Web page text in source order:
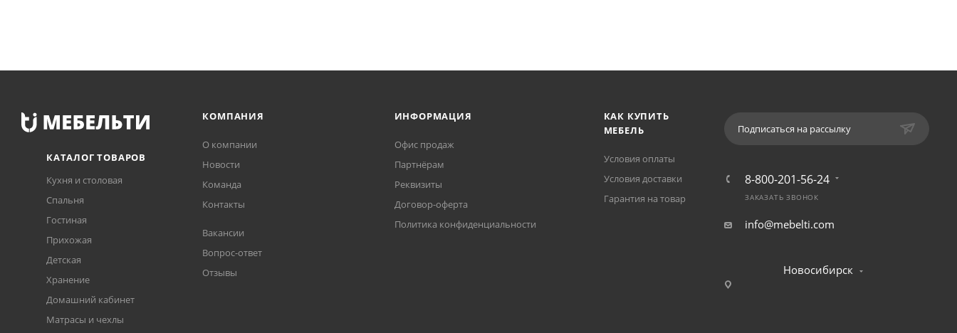
КАТАЛОГ ТОВАРОВ
Кухня и столовая
Спальня
Гостиная
Прихожая
Детская
Хранение
Домашний кабинет
Матрасы и чехлы
КОМПАНИЯ
О компании
Новости
Команда
Контакты
Вакансии
Вопрос-ответ
Отзывы
ИНФОРМАЦИЯ
Офис продаж
Партнёрам
Реквизиты
Договор-оферта
Политика конфиденциальности
КАК КУПИТЬ
МЕБЕЛЬ
Условия оплаты
Условия доставки
Гарантия на товар
Подписаться на рассылку
8-800-201-56-24
ЗАКАЗАТЬ ЗВОНОК
info@mebelti.com
Новосибирск